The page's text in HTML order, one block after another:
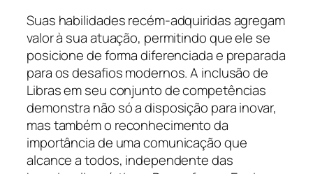
Suas habilidades recém-adquiridas agregam
valor à sua atuação, permitindo que ele se
posicione de forma diferenciada e preparada
para os desafios modernos. A inclusão de
Libras em seu conjunto de competências
demonstra não só a disposição para inovar,
mas também o reconhecimento da
importância de uma comunicação que
alcance a todos, independente das